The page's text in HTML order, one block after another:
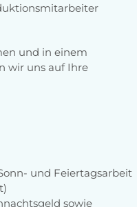
und in einem
wir uns auf Ihre
und Feiertagsarbeit
sowie